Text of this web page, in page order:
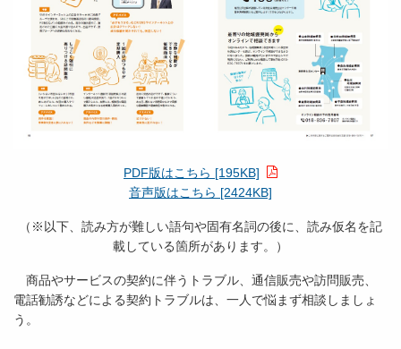
PDF版はこちら [195KB]
音声版はこちら [2424KB]
（※以下、読み方が難しい語句や固有名詞の後に、読み仮名を記
載している箇所があります。）
商品やサービスの契約に伴うトラブル、通信販売や訪問販売、
電話勧誘などによる契約トラブルは、一人で悩まず相談しましょ
う。